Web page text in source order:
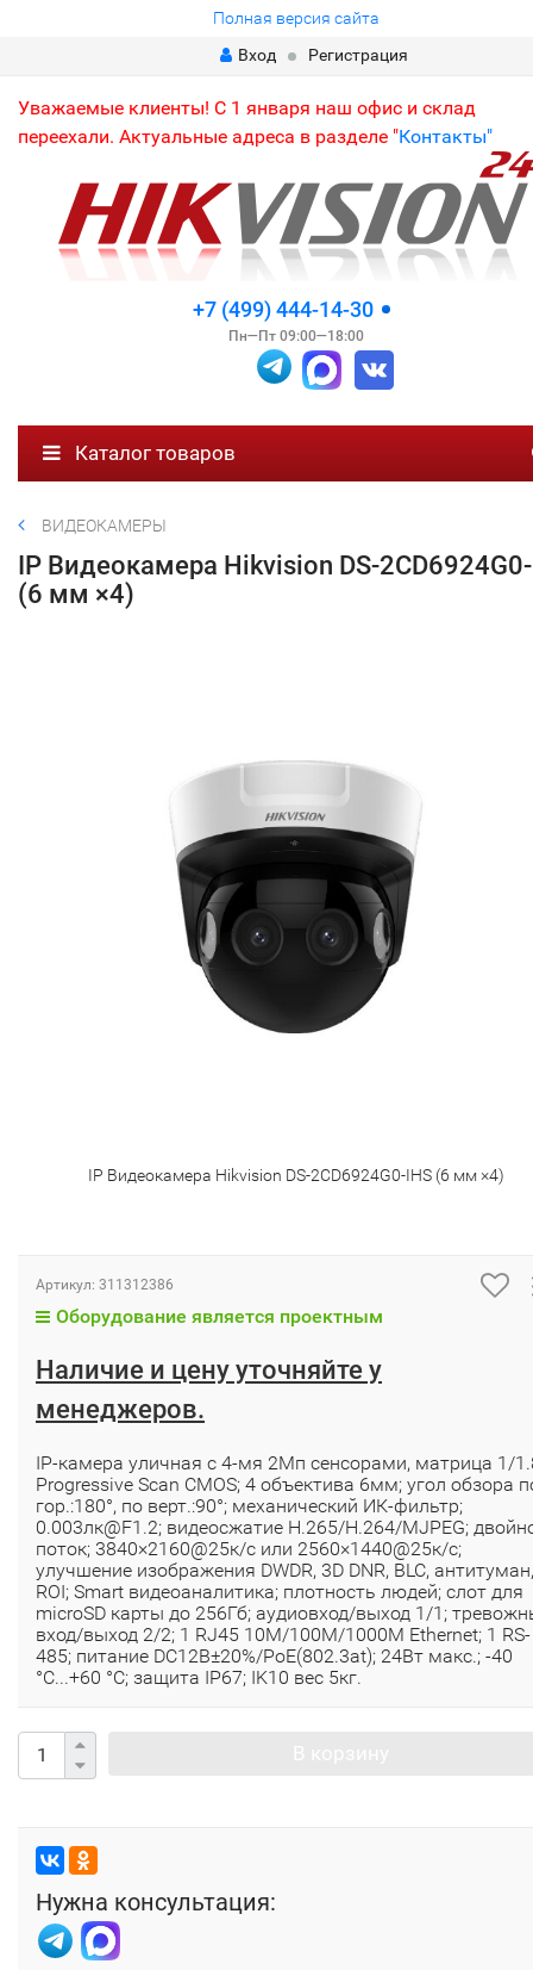
Полная версия сайта
Вход
Регистрация
Уважаемые клиенты! С 1 января наш офис и склад
переехали. Актуальные адреса в разделе "Контакты"
+7 (499) 444-14-30
Пн—Пт 09:00—18:00
Каталог товаров
ВИДЕОКАМЕРЫ
IP Видеокамера Hikvision DS-
(6 мм ×4)
IP Видеокамера Hikvision DS-2CD6924G0-IHS (6 мм ×4)
Артикул: 311312386
Оборудование является проектным
Наличие и цену уточняйте у
менеджеров.
IP-камера уличная с 4-мя 2Мп сенсорами, матрица 1/
Progressive Scan CMOS; 4 объектива 6мм; угол обзора
гор.:180°, по верт.:90°; механический ИК-фильтр;
0.003лк@F1.2; видеосжатие H.265/H.264/MJPEG;
поток; 3840×2160@25к/с или 2560×1440@25к/с;
улучшение изображения DWDR, 3D DNR, BLC, антитуман,
ROI; Smart видеоаналитика; плотность людей; слот для
microSD карты до 256Гб; аудиовход/выход 1/1;
вход/выход 2/2; 1 RJ45 10M/100M/1000M Ethernet; 1 RS-
485; питание DC12В±20%/PoE(802.3at); 24Вт макс.; -40
°C...+60 °C; защита IP67; IK10 вес 5кг.
Нужна консультация: